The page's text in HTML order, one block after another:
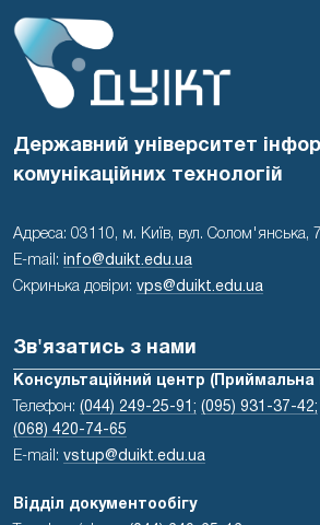
Державний університет
комунікаційних технологій
Адреса: 03110, м. Київ, вул. Солом'янська, 7
E-mail:
info@duikt.edu.ua
Скринька довіри: vps@duikt.edu.ua
Зв'язатись з нами
Консультаційний центр (Приймальна
Телефон: (044) 249-25-91; (095) 931-37-42;
(068) 420-74-65
E-mail: vstup@duikt.edu.ua
Відділ документообігу